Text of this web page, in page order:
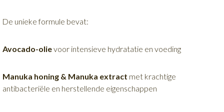
De unieke formule bevat:
Avocado-olievoor intensieve hydratatie en voeding
Manuka honing & Manuka extract met krachtige
antibacteriële en herstellende eigenschappen